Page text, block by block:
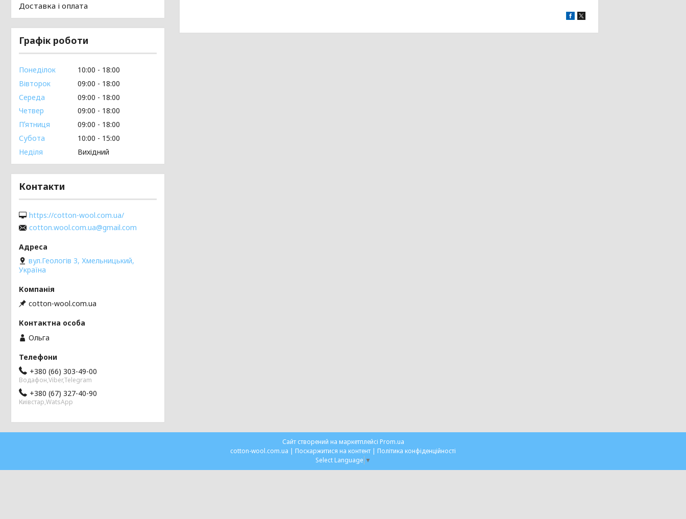
Доставка і оплата
Графік роботи
Понеділок 10:00
18:00
Вівторок
09:00
18:00
Середа
09:00
18:00
Четвер
09:00
18:00
Пʼятниця
09:00
18:00
Субота
10:00
15:00
Неділя
Вихідний
Контакти
https://cotton-wool.com.ua/
cotton.wool.com.ua@gmail.com
вул.Геологів 3, Хмельницький,
Україна
cotton-wool.com.ua
Ольга
+380 (66) 303-49-00
Водафон,Viber,Telegram
+380 (67) 327-40-90
Киівстар,WatsApp
Сайт створений на маркетплейсі Prom.ua
cotton-wool.com.ua | Поскаржитися на контент | Політика конфіденційності
Select Language ▼